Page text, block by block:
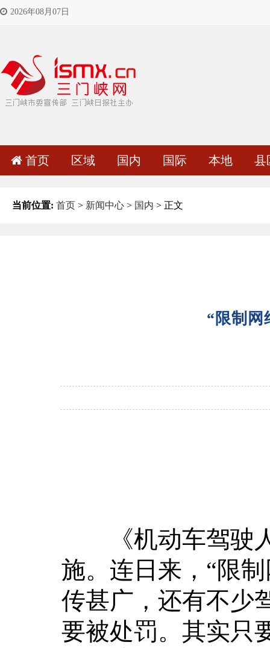
2026年08月07日
首页 区域 国内 国际 本地 县
当前位置: 首页 > 新闻中心 > 国内 > 正文
“限制网
《机动车驾驶人
施。连日来，“限
传甚广，还有不少
要被处罚。其实只